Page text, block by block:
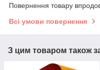
Повернення товару
Всі умови повернення
З цим товаром також